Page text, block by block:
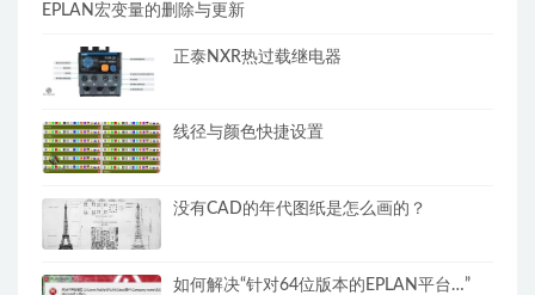
EPLAN宏变量的删除与更新
正泰NXR热过载继电器
线径与颜色快捷设置
没有CAD的年代图纸是怎么画的？
如何解决“针对64位版本的EPLAN平台…”